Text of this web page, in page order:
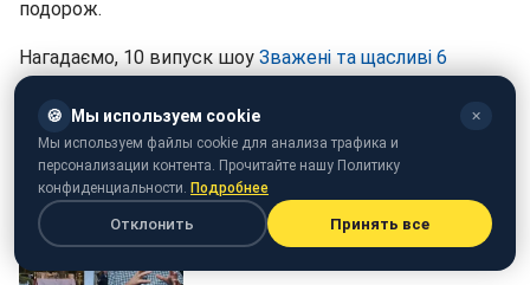
подорож.
Нагадаємо, 10 випуск шоу Зважені та щасливі 6
можна також дивитися на Styler.
🍪 Мы используем cookie ✕
Мы используем файлы cookie для анализа трафика и
персонализации контента. Прочитайте нашу Политику
конфиденциальности. Подробнее
Отклонить Принять все